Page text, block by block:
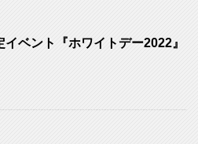
イベント『ホワイトデー2022』